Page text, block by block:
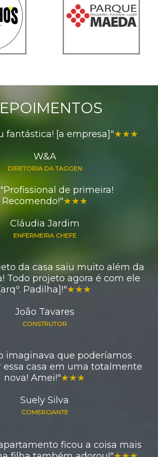
fantástica! [a empresa]"★★★
W&A
DIRETORIA DA TAGGEN
"Profissional de primeira!
Recomendo!"★★★
Cláudia Jardim
ENFERMEIRA CHEFE
da casa saiu muito além da
Todo projeto agora é com ele
[arqº. Padilha]!"★★★
João Tavares
CONSTRUTOR
imaginava que poderíamos
essa casa em uma totalmente
nova! Amei!"★★★
Suely Silva
COMERCIANTE
ficou a coisa mais